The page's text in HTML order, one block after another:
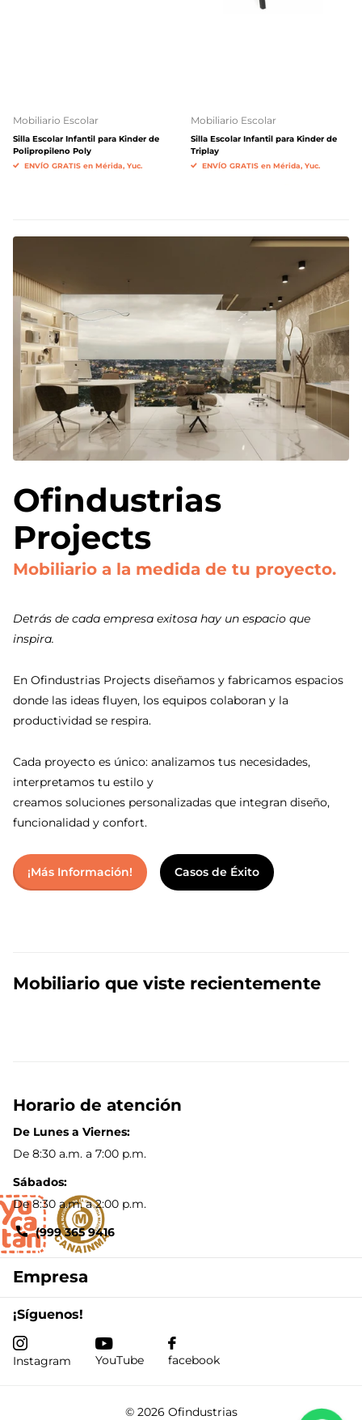
Mobiliario Escolar
Silla Escolar Infantil para Kinder de
Polipropileno Poly
ENVÍO GRATIS en Mérida, Yuc.
Mobiliario Escolar
Silla Escolar Infantil para Kinder de
Triplay
ENVÍO GRATIS en Mérida, Yuc.
Ofindustrias
Projects
Mobiliario a la medida de tu proyecto.
Detrás de cada empresa exitosa hay un espacio que
inspira.
En Ofindustrias Projects diseñamos y fabricamos espacios
donde las ideas fluyen, los equipos colaboran y la
productividad se respira.
Cada proyecto es único: analizamos tus necesidades,
interpretamos tu estilo y
creamos soluciones personalizadas que integran diseño,
funcionalidad y confort.
¡Más Información! Casos de Éxito
Mobiliario que viste recientemente
Horario de atención
De Lunes a Viernes:
De 8:30 a.m. a 7:00 p.m.
Sábados:
De 8:30 a.m. a 2:00 p.m.
(999 365 9416
Empresa
¡Síguenos!
Instagram YouTube facebook
© 2026 Ofindustrias